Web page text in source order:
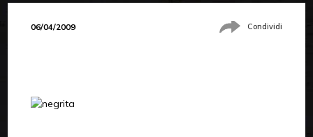
06/04/2009 Condividi